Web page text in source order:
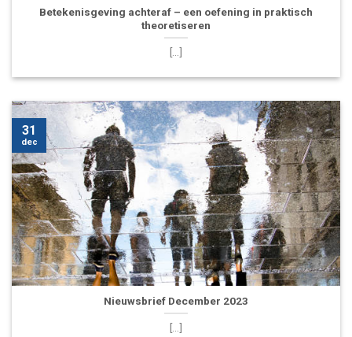
Betekenisgeving achteraf – een oefening in praktisch
theoretiseren
[...]
Nieuwsbrief December 2023
[...]
31
dec